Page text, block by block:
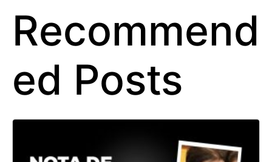
Recommend
ed Posts